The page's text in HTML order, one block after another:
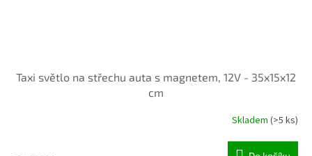
Taxi světlo na střechu auta s magnetem, 12V - 35x15x12
cm
Skladem (>5 ks)